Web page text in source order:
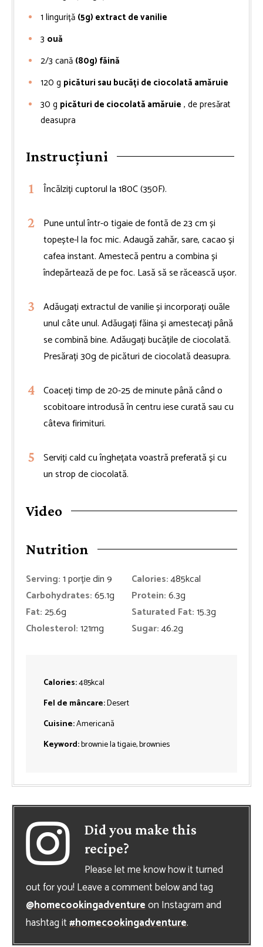
1 linguriță (5g) extract de vanilie
3 ouă
2/3 cană (80g) făină
120 g picături sau bucăți de ciocolată amăruie
30 g picături de ciocolată amăruie , de presărat
deasupra
Instrucțiuni
Încălziți cuptorul la 180C (350F).
Pune untul într-o tigaie de fontă de 23 cm și
topește-l la foc mic. Adaugă zahăr, sare, cacao și
cafea instant. Amestecă pentru a combina și
îndepărtează de pe foc. Lasă să se răcească ușor.
Adăugați extractul de vanilie și incorporați ouăle
unul câte unul. Adăugați făina și amestecați până
se combină bine. Adăugați bucățile de ciocolată.
Presărați 30g de picături de ciocolată deasupra.
Coaceți timp de 20-25 de minute până când o
scobitoare introdusă în centru iese curată sau cu
câteva firimituri.
Serviți cald cu înghețata voastră preferată și cu
un strop de ciocolată.
Video
Nutrition
Serving:1porție din 9 Calories:485kcal
Carbohydrates:65.1g Protein:6.3g
Fat:25.6g Saturated Fat:15.3g
Cholesterol:121mg Sugar:46.2g
Calories:485kcal
Fel de mâncare:Desert
Cuisine:Americană
Keyword:brownie la tigaie, brownies
Did you make this
recipe?
Please let me know how it turned
out for you! Leave a comment below and tag
@homecookingadventureon Instagram and
hashtag it#homecookingadventure.